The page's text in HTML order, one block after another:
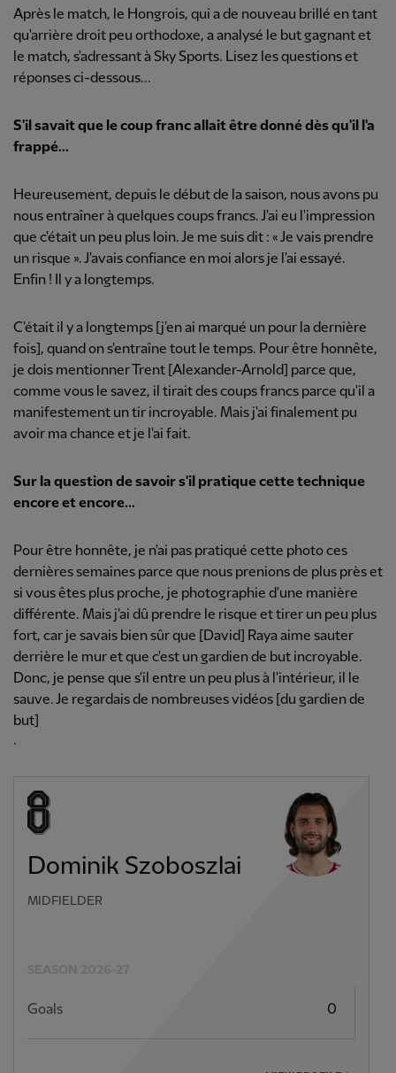
Après le match, le Hongrois, qui a de nouveau brillé en tant
qu'arrière droit peu orthodoxe, a analysé le but gagnant et
le match, s'adressant à Sky Sports. Lisez les questions et
réponses ci-dessous...
S'il savait que le coup franc allait être donné dès qu'il l'a
frappé...
Heureusement, depuis le début de la saison, nous avons pu
nous entraîner à quelques coups francs. J'ai eu l'impression
que c'était un peu plus loin. Je me suis dit : « Je vais prendre
un risque ». J'avais confiance en moi alors je l'ai essayé.
Enfin ! Il y a longtemps.
C'était il y a longtemps [j'en ai marqué un pour la dernière
fois], quand on s'entraîne tout le temps. Pour être honnête,
je dois mentionner Trent [Alexander-Arnold] parce que,
comme vous le savez, il tirait des coups francs parce qu'il a
manifestement un tir incroyable. Mais j'ai finalement pu
avoir ma chance et je l'ai fait.
Sur la question de savoir s'il pratique cette technique
encore et encore...
Pour être honnête, je n'ai pas pratiqué cette photo ces
dernières semaines parce que nous prenions de plus près et
si vous êtes plus proche, je photographie d'une manière
différente. Mais j'ai dû prendre le risque et tirer un peu plus
fort, car je savais bien sûr que [David] Raya aime sauter
derrière le mur et que c'est un gardien de but incroyable.
Donc, je pense que s'il entre un peu plus à l'intérieur, il le
sauve. Je regardais de nombreuses vidéos [du gardien de
but]
.
Dominik Szoboszlai
MIDFIELDER
Goals 0